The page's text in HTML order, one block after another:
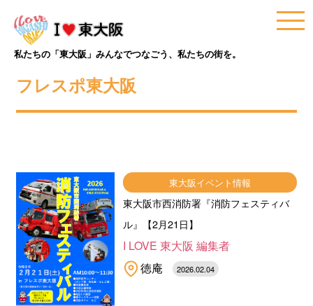
私たちの「東大阪」みんなでつなごう、私たちの街を。
フレスポ東大阪
東大阪イベント情報
東大阪市西消防署『消防フェスティバ
ル』【2月21日】
I LOVE 東大阪 編集者
徳庵
2026.02.04